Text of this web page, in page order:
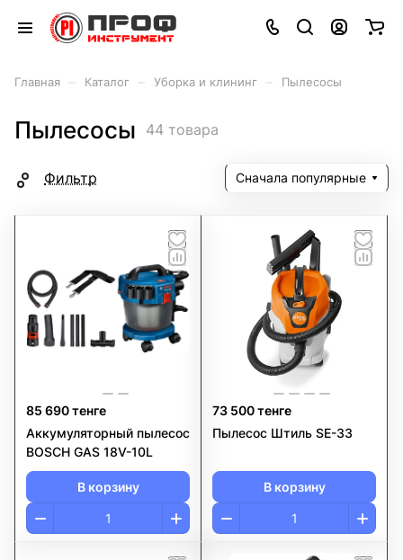
Главная Каталог Уборка и клининг Пылесосы
Пылесосы 44 товара
Фильтр Сначала популярные
85 690 тенге
Аккумуляторный пылесос
BOSCH GAS 18V-10L
В корзину
73 500 тенге
Пылесос Штиль SE-33
В корзину